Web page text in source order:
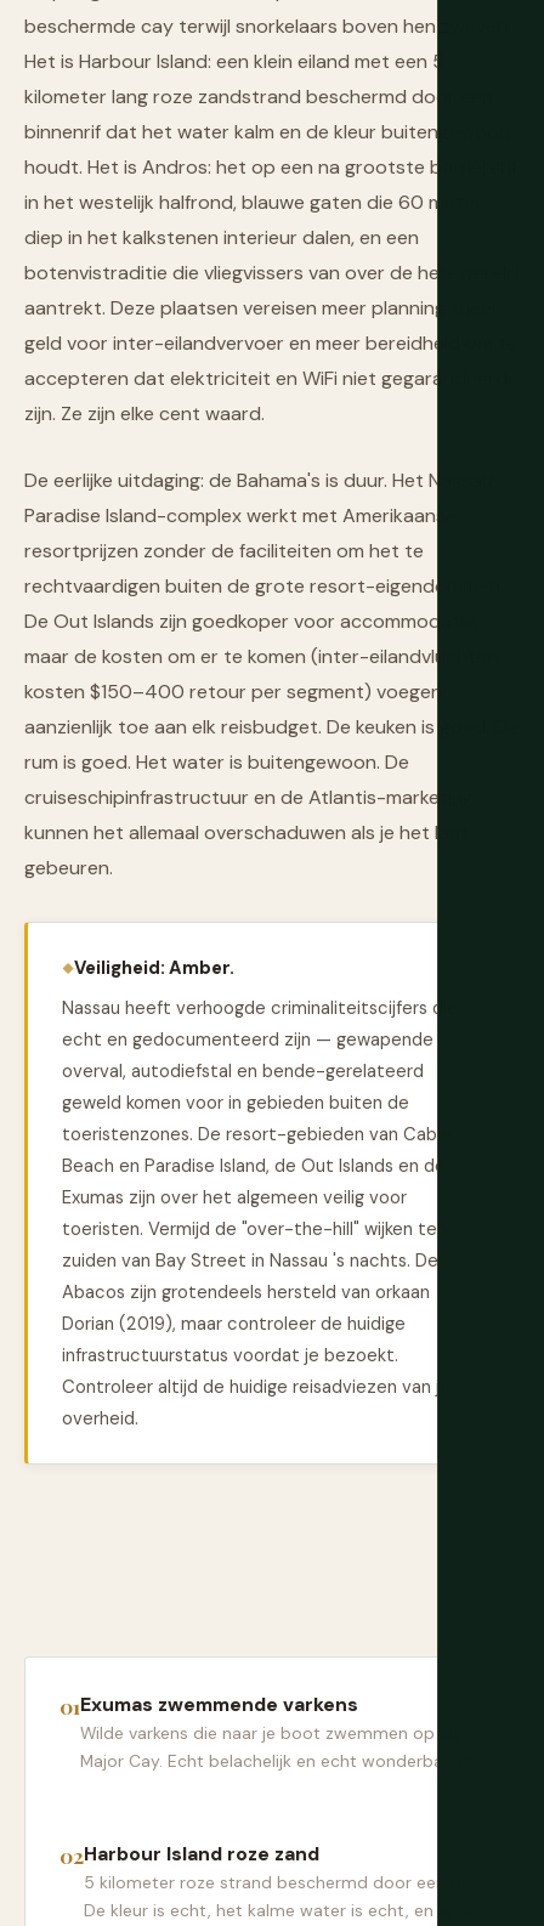
beschermde cay terwijl snorkelaars boven hen zweven.
Het is Harbour Island: een klein eiland met een 5
kilometer lang roze zandstrand beschermd door een
binnenrif dat het water kalm en de kleur buitengewoon
houdt. Het is Andros: het op een na grootste barrièrerif
in het westelijk halfrond, blauwe gaten die 60 meter
diep in het kalkstenen interieur dalen, en een
botenvistraditie die vliegvissers van over de hele wereld
aantrekt. Deze plaatsen vereisen meer planning, meer
geld voor inter-eilandvervoer en meer bereidheid om te
accepteren dat elektriciteit en WiFi niet gegarandeerd
zijn. Ze zijn elke cent waard.
De eerlijke uitdaging: de Bahama's is duur. Het Nassau-
Paradise Island-complex werkt met Amerikaanse
resortprijzen zonder de faciliteiten om het te
rechtvaardigen buiten de grote resort-eigendommen.
De Out Islands zijn goedkoper voor accommodatie,
maar de kosten om er te komen (inter-eilandvluchten
kosten $150–400 retour per segment) voegen
aanzienlijk toe aan elk reisbudget. De keuken is goed. De
rum is goed. Het water is buitengewoon. De
cruiseschipinfrastructuur en de Atlantis-marketing
kunnen het allemaal overschaduwen als je het laat
gebeuren.
Veiligheid: Amber.
Nassau heeft verhoogde criminaliteitscijfers die
echt en gedocumenteerd zijn — gewapende
overval, autodiefstal en bende-gerelateerd
geweld komen voor in gebieden buiten de
toeristenzones. De resort-gebieden van Cable
Beach en Paradise Island, de Out Islands en de
Exumas zijn over het algemeen veilig voor
toeristen. Vermijd de "over-the-hill" wijken ten
zuiden van Bay Street in Nassau 's nachts. De
Abacos zijn grotendeels hersteld van orkaan
Dorian (2019), maar controleer de huidige
infrastructuurstatus voordat je bezoekt.
Controleer altijd de huidige reisadviezen van je
overheid.
Exumas zwemmende varkens
Wilde varkens die naar je boot zwemmen op Big
Major Cay. Echt belachelijk en echt wonderbaarlijk.
Harbour Island roze zand
5 kilometer roze strand beschermd door een rif.
De kleur is echt, het kalme water is echt, en er is